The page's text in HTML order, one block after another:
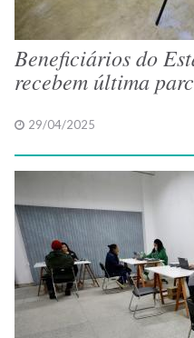
Beneficiários do
recebem última
29/04/2025